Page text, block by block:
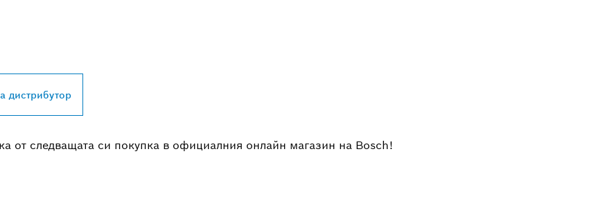
дистрибутор
от следващата си покупка в официалния онлайн магазин на Bosch!